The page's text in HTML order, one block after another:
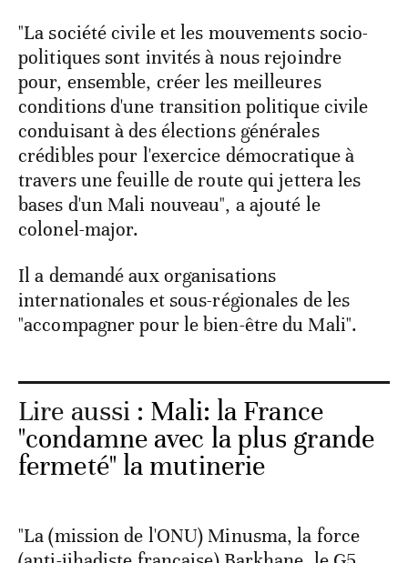
"La société civile et les mouvements socio-
politiques sont invités à nous rejoindre
pour, ensemble, créer les meilleures
conditions d'une transition politique civile
conduisant à des élections générales
crédibles pour l'exercice démocratique à
travers une feuille de route qui jettera les
bases d'un Mali nouveau", a ajouté le
colonel-major.
Il a demandé aux organisations
internationales et sous-régionales de les
"accompagner pour le bien-être du Mali".
Lire aussi : Mali: la France
"condamne avec la plus grande
fermeté" la mutinerie
"La (mission de l'ONU) Minusma, la force